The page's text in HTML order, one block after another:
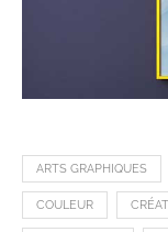
ARTS GRAPHIQUES
COULEUR